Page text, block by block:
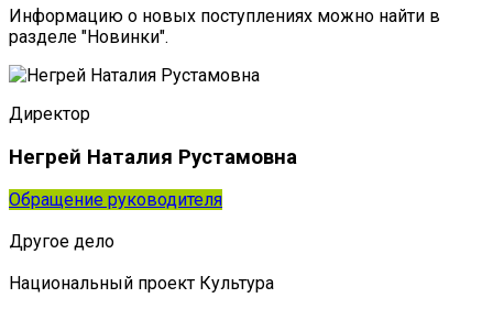
Информацию о новых поступлениях можно найти в
разделе "Новинки".
Директор
Негрей Наталия Рустамовна
Обращение руководителя
Другое дело
Национальный проект Культура